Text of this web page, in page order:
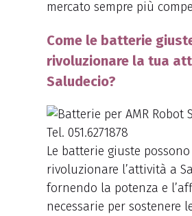
mercato sempre più
Come le batterie
rivoluzionare la tua
Saludecio?
Le batterie giuste possono
rivoluzionare l’attività a
fornendo la potenza e
necessarie per sostenere